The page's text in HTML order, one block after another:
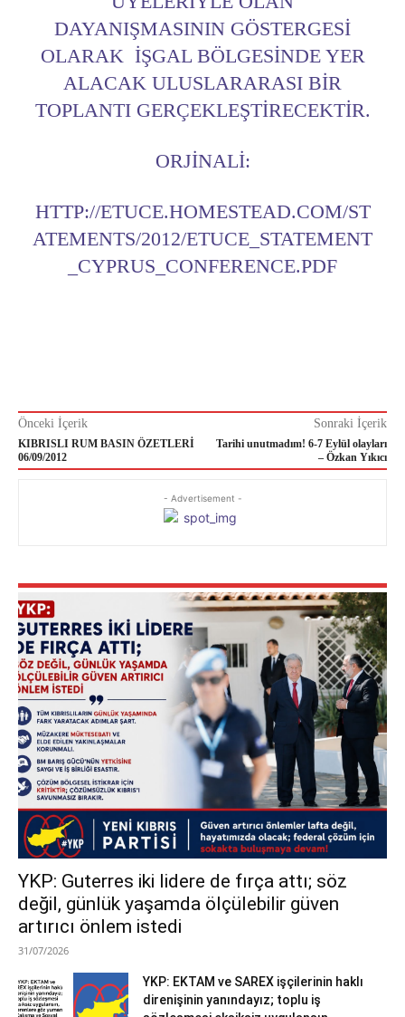
DAYANIŞMASININ GÖSTERGESI
OLARAK IŞGAL BÖLGESINDE YER
ALACAK ULUSLARARASI BIR
TOPLANTI GERÇEKLEŞTIRECEKTIR.
ORJINALI:
HTTP://ETUCE.HOMESTEAD.COM/ST
ATEMENTS/2012/ETUCE_STATEMENT
_CYPRUS_CONFERENCE.PDF
Önceki İçerik
KIBRISLI RUM BASIN ÖZETLERİ
06/09/2012
Sonraki İçerik
Tarihi unutmadım! 6-7 Eylül olayları
– Özkan Yıkıcı
- Advertisement -
YKP: Guterres iki lidere de fırça attı; söz
değil, günlük yaşamda ölçülebilir güven
artırıcı önlem istedi
31/07/2026
YKP: EKTAM ve SAREX işçilerinin haklı
direnişinin yanındayız; toplu iş